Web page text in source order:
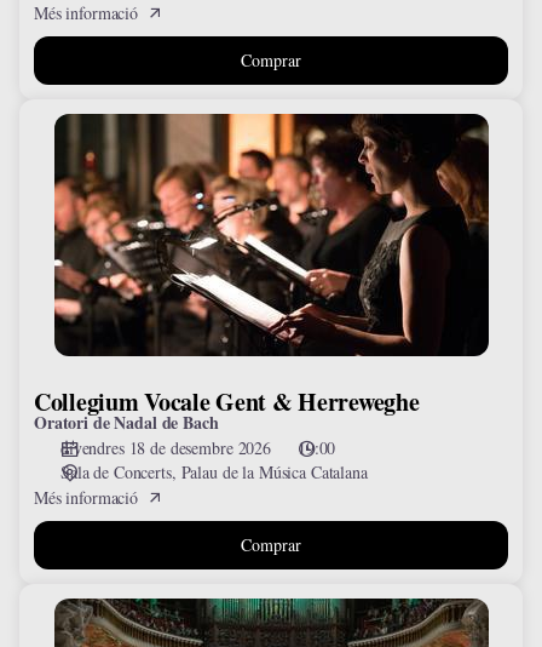
Més informació
Comprar
Collegium
Gent
Herreweghe
Collegium Vocale Gent & Herreweghe
Oratori de Nadal de Bach
divendres 18 de desembre 2026
19:00
Sala de Concerts Palau de la Música Catalana
Més informació
Comprar
Festival